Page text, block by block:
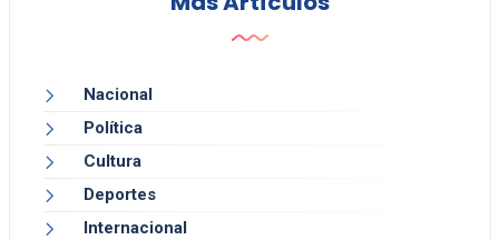
Nacional
Política
Cultura
Deportes
Internacional